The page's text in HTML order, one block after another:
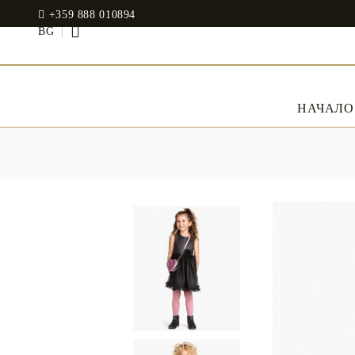
+359 888 010894
BG
НАЧАЛО
Спални комплекти
Памучен сатен
Modal
RANFORCE
Възглавници
Memory Foam
Memo Gel
: +359 888 010894
mydecorbg@gmail.com